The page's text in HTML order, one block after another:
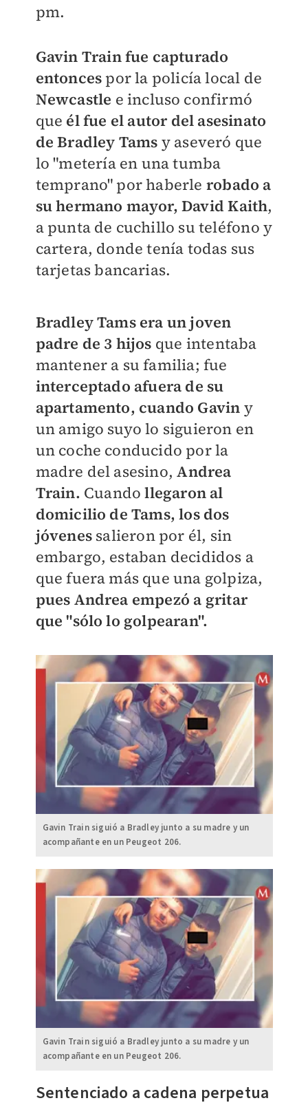
pm.
Gavin Train fue capturado
entonces por la policía local de
Newcastle e incluso confirmó
que él fue el autor del asesinato
de Bradley Tams y aseveró que
lo "metería en una tumba
temprano" por haberle robado a
su hermano mayor, David Kaith,
a punta de cuchillo su teléfono y
cartera, donde tenía todas sus
tarjetas bancarias.
Bradley Tams era un joven
padre de 3 hijos que intentaba
mantener a su familia; fue
interceptado afuera de su
apartamento, cuando Gavin y
un amigo suyo lo siguieron en
un coche conducido por la
madre del asesino,Andrea
Train. Cuandollegaron al
domicilio de Tams, los dos
jóvenessalieron por él, sin
embargo, estaban decididos a
que fuera más que una golpiza,
pues Andrea empezó a gritar
que "sólo lo golpearan".
Gavin Train siguió a Bradley junto a su madre y un
acompañante en un Peugeot 206.
Gavin Train siguió a Bradley junto a su madre y un
acompañante en un Peugeot 206.
Sentenciado a cadena perpetua